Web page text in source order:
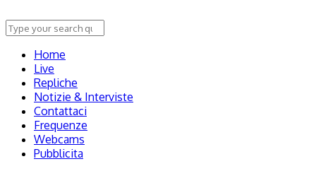
Home
Live
Repliche
Notizie & Interviste
Contattaci
Frequenze
Webcams
Pubblicita